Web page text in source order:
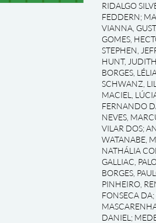
RIDALGO
FEDDERN;
VIANNA,
GOMES,
STEPHEN,
HUNT, JUDITH
BORGES,
SCHWANZ,
MACIEL,
FERNANDO
NEVES,
VILAR DOS;
WATANABE,
NATHÁLIA
GALLIAC,
BORGES,
PINHEIRO,
FONSECA DA;
DANIEL ;